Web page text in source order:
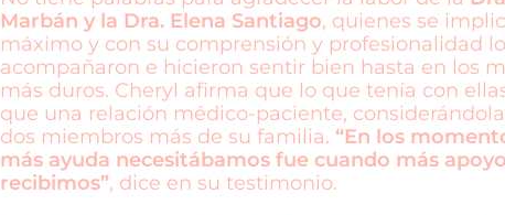
Marbán y la Dra. Elena Santiago, quienes se
máximo y con su comprensión y profesionalidad
acompañaron e hicieron sentir bien hasta en los
más duros. Cheryl afirma que lo que tenía con
que una relación médico-paciente,
dos miembros más de su familia. “En los
más ayuda necesitábamos fue cuando más apoyo
recibimos”, dice en su testimonio.